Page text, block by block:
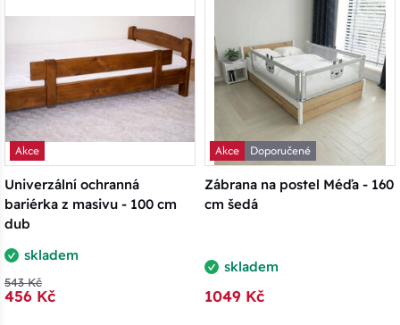
Akce
Univerzální ochranná
bariérka z masivu - 100 cm
dub
skladem
543 Kč
456 Kč
Akce
Doporučené
Zábrana na postel Méďa - 160
cm šedá
skladem
1049 Kč